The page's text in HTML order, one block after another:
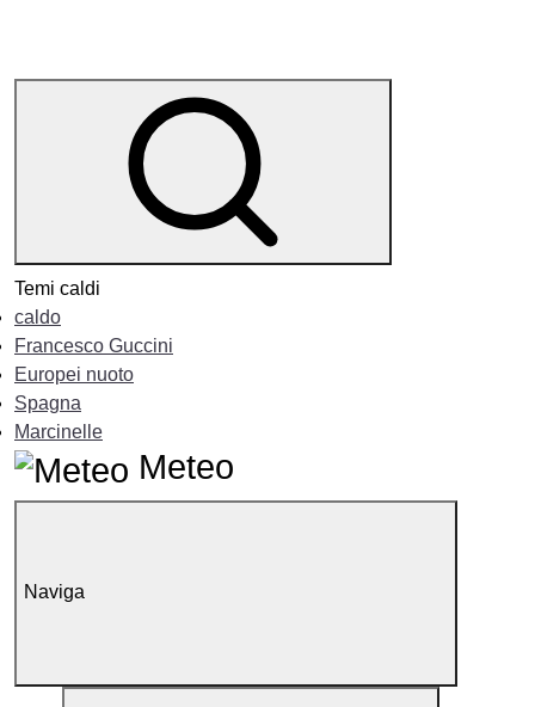
Temi caldi
caldo
Francesco Guccini
Europei nuoto
Spagna
Marcinelle
Meteo
Naviga